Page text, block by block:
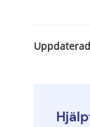
Uppdaterad